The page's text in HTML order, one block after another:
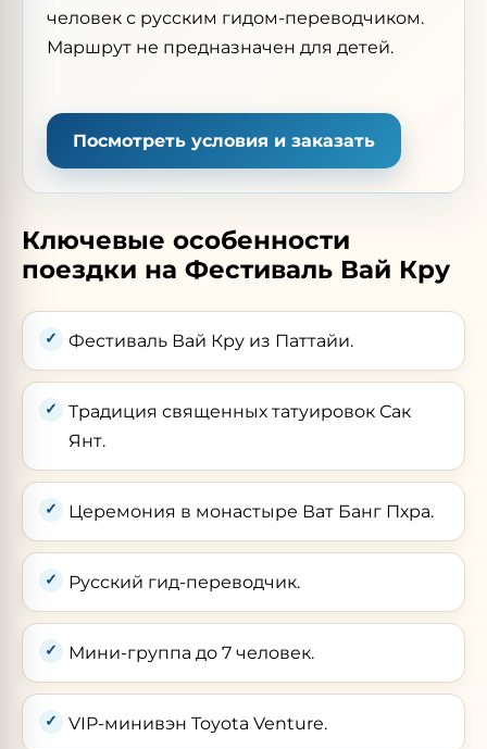
человек с русским гидом-переводчиком.
Маршрут не предназначен для детей.
Посмотреть условия и заказать
Ключевые особенности
поездки на Фестиваль Вай Кру
Фестиваль Вай Кру из Паттайи.
Традиция священных татуировок Сак
Янт.
Церемония в монастыре Ват Банг Пхра.
Русский гид-переводчик.
Мини-группа до 7 человек.
VIP-минивэн Toyota Venture.